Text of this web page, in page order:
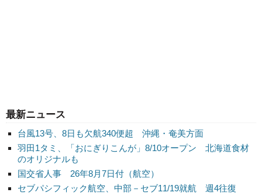
最新ニュース
台風13号、8日も欠航340便超 沖縄・奄美方面
羽田1タミ、「おにぎりこんが」8/10オープン 北海道食材
のオリジナルも
国交省人事 26年8月7日付（航空）
セブパシフィック航空、中部－セブ11/19就航 週4往復